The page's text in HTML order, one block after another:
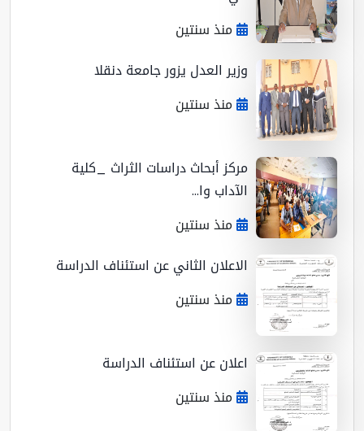
منذ سنتين
وزير العدل يزور جامعة دنقلا
منذ سنتين
مركز أبحاث دراسات الثراث _كلية
الآداب وا...
منذ سنتين
الاعلان الثاني عن استئناف الدراسة
منذ سنتين
اعلان عن استئناف الدراسة
منذ سنتين